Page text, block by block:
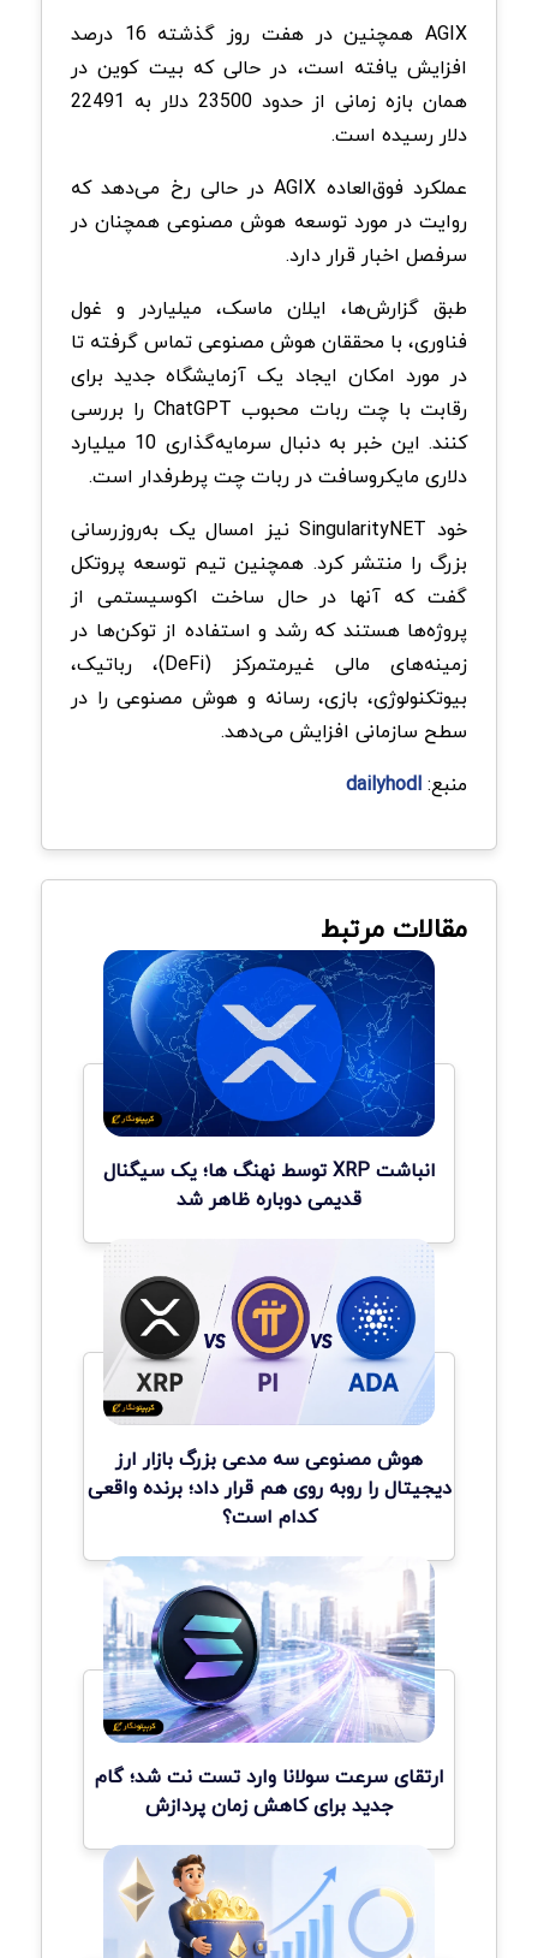
AGIX همچنین در هفت روز گذشته 16 درصد
افزایش یافته است، در حالی که بیت کوین در
همان بازه زمانی از حدود 23500 دلار به 22491
دلار رسیده است.
عملکرد فوق‌العاده AGIX در حالی رخ می‌دهد که
روایت در مورد توسعه هوش مصنوعی همچنان در
سرفصل‌ اخبار قرار دارد.
طبق گزارش‌ها، ایلان ماسک، میلیاردر و غول
فناوری، با محققان هوش مصنوعی تماس گرفته تا
در مورد امکان ایجاد یک آزمایشگاه جدید برای
رقابت با چت ربات محبوب ChatGPT را بررسی
کنند. این خبر به دنبال سرمایه‌گذاری 10 میلیارد
دلاری مایکروسافت در ربات چت پرطرفدار است.
خود SingularityNET نیز امسال یک به‌روزرسانی
بزرگ را منتشر کرد. همچنین تیم توسعه پروتکل
گفت که آنها در حال ساخت اکوسیستمی از
پروژه‌ها هستند که رشد و استفاده از توکن‌ها در
زمینه‌های مالی غیرمتمرکز (DeFi)، رباتیک،
بیوتکنولوژی، بازی، رسانه و هوش مصنوعی را در
سطح سازمانی افزایش می‌دهد.
منبع:dailyhodl
مقالات مرتبط
انباشت XRP توسط نهنگ ها؛ یک سیگنال
قدیمی دوباره ظاهر شد
هوش مصنوعی سه مدعی بزرگ بازار ارز
دیجیتال را روبه روی هم قرار داد؛ برنده واقعی
کدام است؟
ارتقای سرعت سولانا وارد تست نت شد؛ گام
جدید برای کاهش زمان پردازش